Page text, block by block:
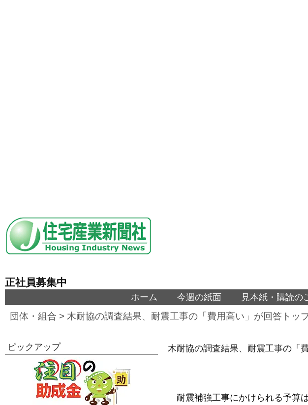
正社員募集中
ホーム 今週の紙面 見本紙・購読の
団体・組合 > 木耐協の調査結果、耐震工事の「費用高い」が回答トッ
木耐協の調査結果、耐震工事の「
耐震補強工事にかけられる予
ピックアップ